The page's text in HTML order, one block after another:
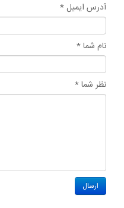
آدرس ایمیل *
نام شما *
نظر شما *